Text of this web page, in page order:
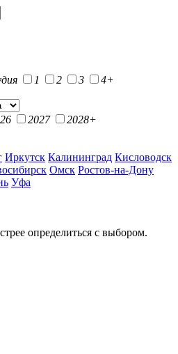
1 2 3
4+
2027
2028+
Иркутск Калининград Кисловодск
Омск Ростов-на-Дону
Уфа
определиться с выбором.